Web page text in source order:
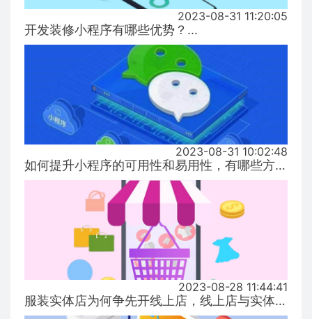
2023-08-31 11:20:05
开发装修小程序有哪些优势？...
2023-08-31 10:02:48
如何提升小程序的可用性和易用性，有哪些方式！...
2023-08-28 11:44:41
服装实体店为何争先开线上店，线上店与实体店有什么区别？...